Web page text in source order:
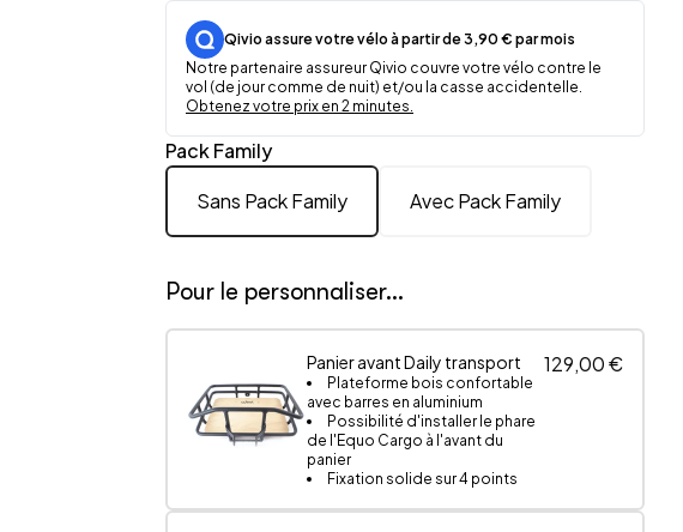
Qivio assure votre vélo à partir de 3,90 € par mois
Notre partenaire assureur Qivio couvre votre vélo contre le
vol (de jour comme de nuit) et/ou la casse accidentelle.
Obtenez votre prix en 2 minutes.
Pack Family
Sans Pack Family
Avec Pack Family
Pour le personnaliser...
Panier avant Daily transport
Plateforme bois confortable
avec barres en aluminium
Possibilité d'installer le phare
de l'Equo Cargo à l'avant du
panier
Fixation solide sur 4 points
129,00 €